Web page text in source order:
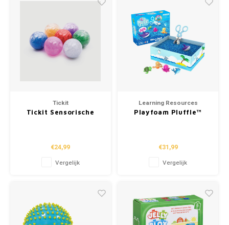
Tickit
Tickit Sensorische
€24,99
Vergelijk
Learning Resources
Playfoam Pluffle™
€31,99
Vergelijk